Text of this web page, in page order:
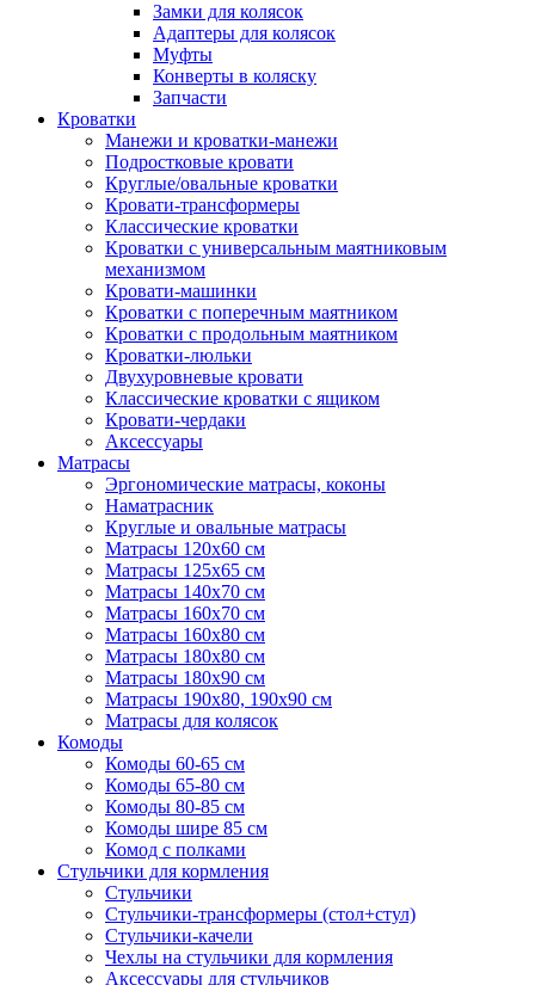
Замки для колясок
Адаптеры для колясок
Муфты
Конверты в коляску
Запчасти
Кроватки
Манежи и кроватки-манежи
Подростковые кровати
Круглые/овальные кроватки
Кровати-трансформеры
Классические кроватки
Кроватки с универсальным маятниковым
механизмом
Кровати-машинки
Кроватки с поперечным маятником
Кроватки с продольным маятником
Кроватки-люльки
Двухуровневые кровати
Классические кроватки с ящиком
Кровати-чердаки
Аксессуары
Матрасы
Эргономические матрасы, коконы
Наматрасник
Круглые и овальные матрасы
Матрасы 120х60 см
Матрасы 125х65 см
Матрасы 140х70 см
Матрасы 160х70 см
Матрасы 160х80 см
Матрасы 180х80 см
Матрасы 180х90 см
Матрасы 190х80, 190х90 см
Матрасы для колясок
Комоды
Комоды 60-65 см
Комоды 65-80 см
Комоды 80-85 см
Комоды шире 85 см
Комод с полками
Стульчики для кормления
Стульчики
Стульчики-трансформеры (стол+стул)
Стульчики-качели
Чехлы на стульчики для кормления
Аксессуары для стульчиков